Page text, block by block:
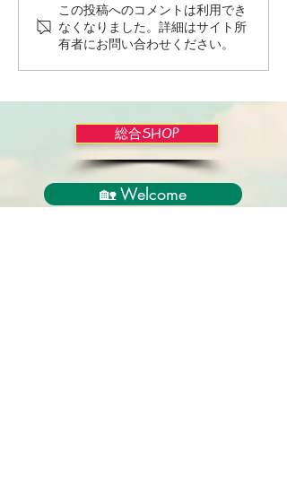
Wordだけで作っちゃおう
～★みことば職人るちゃ
ん('◇')ゞ
この投稿へのコメントは利用でき
なくなりました。詳細はサイト所
有者にお問い合わせください。
総合SHOP
🏡 Welcome